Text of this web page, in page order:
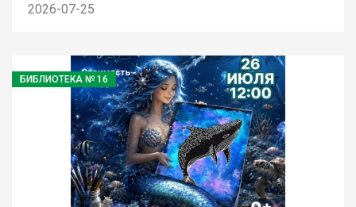
2026-07-25
БИБЛИОТЕКА № 16